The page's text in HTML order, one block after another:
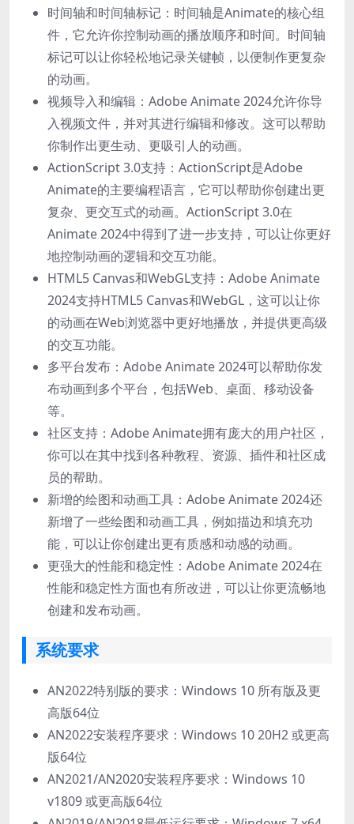
时间轴和时间轴标记：时间轴是Animate的核心组
件，它允许你控制动画的播放顺序和时间。时间轴
标记可以让你轻松地记录关键帧，以便制作更复杂
的动画。
视频导入和编辑：Adobe Animate 2024允许你导
入视频文件，并对其进行编辑和修改。这可以帮助
你制作出更生动、更吸引人的动画。
ActionScript 3.0支持：ActionScript是Adobe
Animate的主要编程语言，它可以帮助你创建出更
复杂、更交互式的动画。ActionScript 3.0在
Animate 2024中得到了进一步支持，可以让你更好
地控制动画的逻辑和交互功能。
HTML5 Canvas和WebGL支持：Adobe Animate
2024支持HTML5 Canvas和WebGL，这可以让你
的动画在Web浏览器中更好地播放，并提供更高级
的交互功能。
多平台发布：Adobe Animate 2024可以帮助你发
布动画到多个平台，包括Web、桌面、移动设备
等。
社区支持：Adobe Animate拥有庞大的用户社区，
你可以在其中找到各种教程、资源、插件和社区成
员的帮助。
新增的绘图和动画工具：Adobe Animate 2024还
新增了一些绘图和动画工具，例如描边和填充功
能，可以让你创建出更有质感和动感的动画。
更强大的性能和稳定性：Adobe Animate 2024在
性能和稳定性方面也有所改进，可以让你更流畅地
创建和发布动画。
系统要求
AN2022特别版的要求：Windows 10 所有版及更
高版64位
AN2022安装程序要求：Windows 10 20H2 或更高
版64位
AN2021/AN2020安装程序要求：Windows 10
v1809 或更高版64位